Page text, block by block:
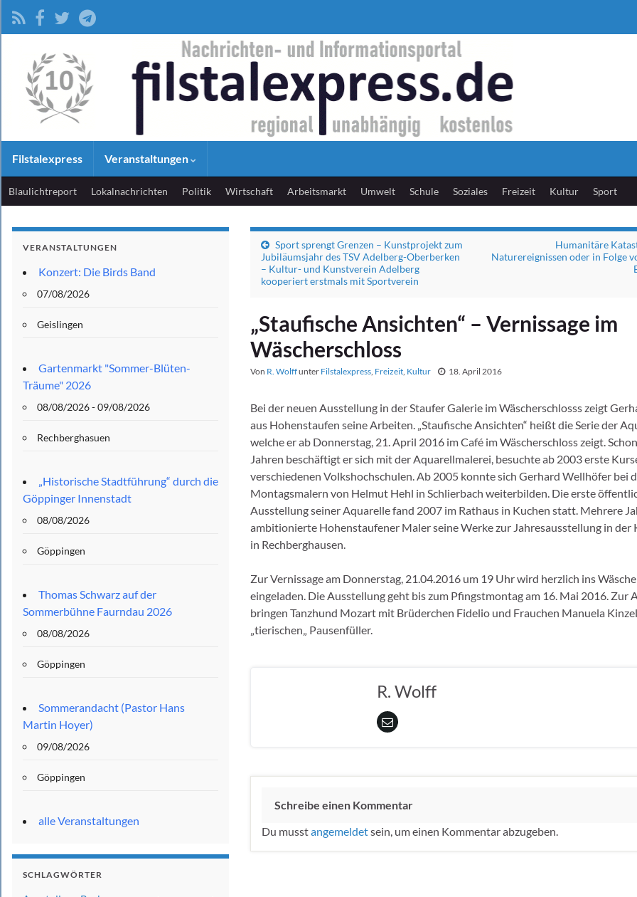
Filstalexpress Veranstaltungen
Blaulichtreport Lokalnachrichten Politik Wirtschaft Arbeitsmarkt Umwelt Schule Soziales Freizeit Kultur Sport
Sport sprengt Grenzen – Kunstprojekt zum
Jubiläumsjahr des TSV Adelberg-Oberberken
– Kultur- und Kunstverein Adelberg
kooperiert erstmals mit Sportverein
Humanitäre
Naturereignissen oder in Folge
„Staufische Ansichten“ – Vernissage im
Wäscherschloss
Von R. Wolffunter Filstalexpress, Freizeit, Kultur 18. April 2016
Bei der neuen Ausstellung in der Staufer Galerie im Wäscherschlosss zeigt
aus Hohenstaufen seine Arbeiten. „Staufische Ansichten“ heißt die Serie der
welche er ab Donnerstag, 21. April 2016 im Café im Wäscherschloss zeigt.
Jahren beschäftigt er sich mit der Aquarellmalerei, besuchte ab 2003 erste
verschiedenen Volkshochschulen. Ab 2005 konnte sich Gerhard Wellhöfer bei
Montagsmalern von Helmut Hehl in Schlierbach weiterbilden. Die erste
Ausstellung seiner Aquarelle fand 2007 im Rathaus in Kuchen statt. Mehrere
ambitionierte Hohenstaufener Maler seine Werke zur Jahresausstellung in
in Rechberghausen.
Zur Vernissage am Donnerstag, 21.04.2016 um 19 Uhr wird herzlich ins
eingeladen. Die Ausstellung geht bis zum Pfingstmontag am 16. Mai 2016. Zur
bringen Tanzhund Mozart mit Brüderchen Fidelio und Frauchen Manuela
„tierischen„ Pausenfüller.
R. Wolff
Schreibe einen Kommentar
Du musstangemeldetsein, um einen Kommentar abzugeben.
VERANSTALTUNGEN
Konzert: Die Birds Band
07/08/2026
Geislingen
Gartenmarkt "Sommer-Blüten-
Träume" 2026
08/08/2026 - 09/08/2026
Rechberghasuen
„Historische Stadtführung“ durch die
Göppinger Innenstadt
08/08/2026
Göppingen
Thomas Schwarz auf der
Sommerbühne Faurndau 2026
08/08/2026
Göppingen
Sommerandacht (Pastor Hans
Martin Hoyer)
09/08/2026
Göppingen
alle Veranstaltungen
SCHLAGWÖRTER